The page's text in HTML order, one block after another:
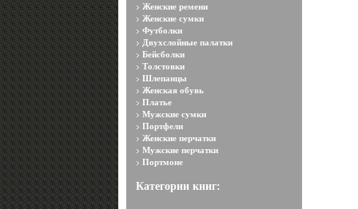
Женские ремени
Женские сумки
Футболки
Двухслойные палатки
Бейсболки
Толстовки
Шлепанцы
Женская обувь
Платье
Мужские сумки
Портфели
Женские перчатки
Мужские перчатки
Портмоне
Категории книг: